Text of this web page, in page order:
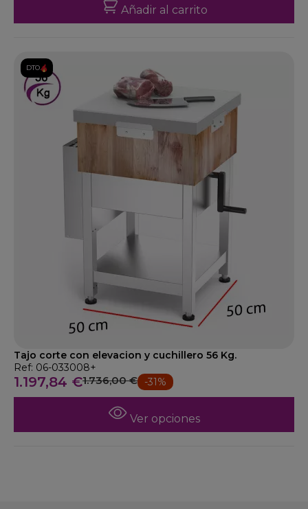
Añadir al carrito
DTO.
Tajo corte con elevacion y cuchillero 56 Kg.
Ref: 06-033008+
1.197,84 €1.736,00 € -31%
Ver opciones